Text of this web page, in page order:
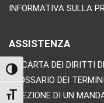
TOGGLE HIGH
TOGGLE FONT SIZE
INFORMATIVA SULLA
ASSISTENZA
LA CARTA DEI DIRITTI
GLOSSARIO DEI
RICEZIONE DI UN